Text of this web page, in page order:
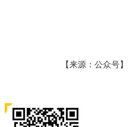
【来源：公众号】